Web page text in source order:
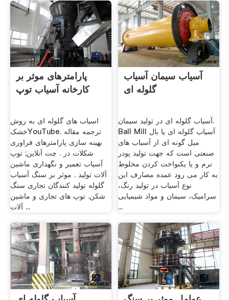
پارامترهای موثر بر
کارخانه آسیاب توپ
اسیاب های گلوله ای به روش
خشکYouTube. ترجمه مقاله
بهینه سازی پارامترهای فراوری
شکلات در . چت آنلاین; توپ
آسیاب تعمیر و نگهداری ماشین
آلات تولید . موثر بر سنگ آسیاب
گلوله تولید کنندگان تجاری سنگ
شکن. توپ های تجاری و ماشین
آلات ...
آسیاب سیمان آسیاب
گلوله ای
آسیاب گلوله ای در تولید سیمان.
Ball Mill آسیاب گلوله ای یا بال
میل گونه ای از آسیاب های
صنعتی است که جهت تولید پودر
نرم و یا یکنواخت کردن مخلوط
به کار می رود عمده مصارف این
نوع آسیاب در تولید رنگ،
سرامیک، سیمان و مواد شیمیایی
...